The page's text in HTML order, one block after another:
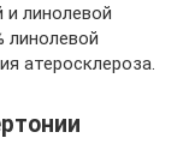
линолевой
линолевой
атеросклероза.